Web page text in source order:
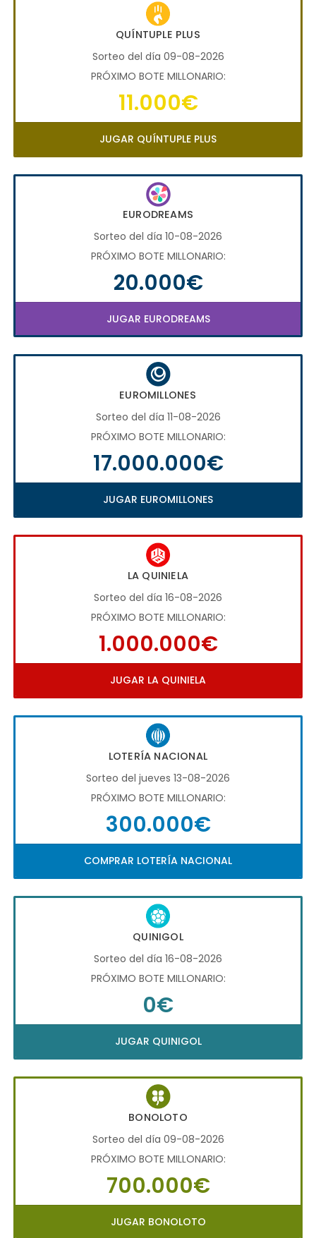
QUÍNTUPLE PLUS
Sorteo del día 09-08-2026
PRÓXIMO BOTE MILLONARIO:
11.000€
JUGAR QUÍNTUPLE PLUS
EURODREAMS
Sorteo del día 10-08-2026
PRÓXIMO BOTE MILLONARIO:
20.000€
JUGAR EURODREAMS
EUROMILLONES
Sorteo del día 11-08-2026
PRÓXIMO BOTE MILLONARIO:
17.000.000€
JUGAR EUROMILLONES
LA QUINIELA
Sorteo del día 16-08-2026
PRÓXIMO BOTE MILLONARIO:
1.000.000€
JUGAR LA QUINIELA
LOTERÍA NACIONAL
Sorteo del jueves 13-08-2026
PRÓXIMO BOTE MILLONARIO:
300.000€
COMPRAR LOTERÍA NACIONAL
QUINIGOL
Sorteo del día 16-08-2026
PRÓXIMO BOTE MILLONARIO:
0€
JUGAR QUINIGOL
BONOLOTO
Sorteo del día 09-08-2026
PRÓXIMO BOTE MILLONARIO:
700.000€
JUGAR BONOLOTO